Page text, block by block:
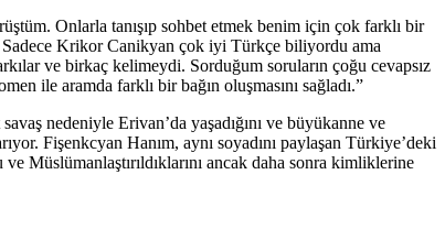
Onlarla tanışıp sohbet etmek benim için çok farklı bir
Krikor Canikyan çok iyi Türkçe biliyordu ama
ve birkaç kelimeydi. Sorduğum soruların çoğu cevapsız
ile aramda farklı bir bağın oluşmasını sağladı.”
nedeniyle Erivan’da yaşadığını ve büyükanne ve
Fişenkcyan Hanım, aynı soyadını paylaşan Türkiye’deki
Müslümanlaştırıldıklarını ancak daha sonra kimliklerine